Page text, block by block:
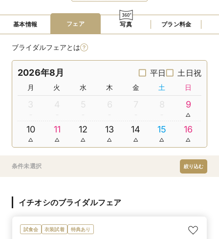
基本情報 フェア 写真 プラン料金
ブライダルフェアとは
2026年8月 平日 土日祝
月 火 水 木 金 土 日
3 4 5 6 7 8 9
10 11 12 13 14 15 16
条件未選択 絞り込む
イチオシのブライダルフェア
試食会 衣装試着 特典あり